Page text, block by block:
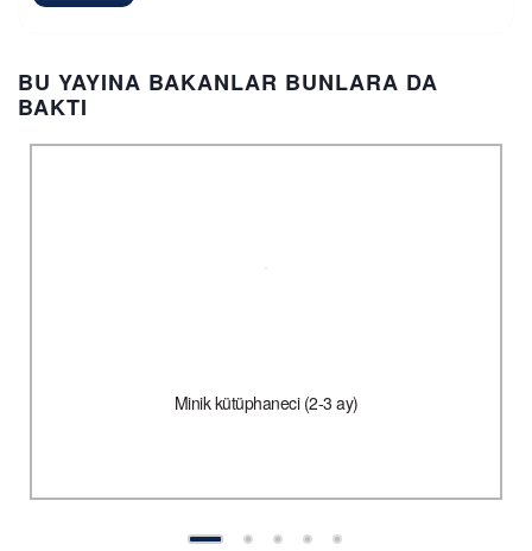
BU YAYINA BAKANLAR BUNLARA DA
BAKTI
Minik kütüphaneci (2-3 ay)